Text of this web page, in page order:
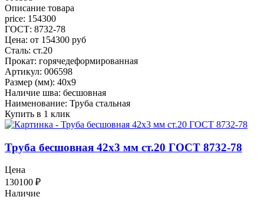
Описание товара
price: 154300
ГОСТ: 8732-78
Цена: от 154300 руб
Сталь: ст.20
Прокат: горячедеформированная
Артикул: 006598
Размер (мм): 40x9
Наличие шва: бесшовная
Наименование: Труба стальная
Купить в 1 клик
Труба бесшовная 42x3 мм ст.20 ГОСТ 8732-78
Цена
130100 ₽
Наличие